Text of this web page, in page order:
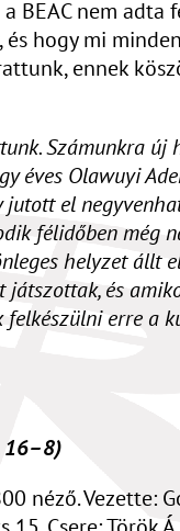
nem adta
hogy mi
ennek
Számunkra új
Olawuyi
el
félidőben
helyzet állt
és
erre a
16–8)
néző. Vezette: